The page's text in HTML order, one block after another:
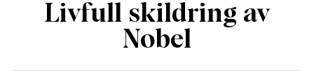
Livfull skildring av
Nobel